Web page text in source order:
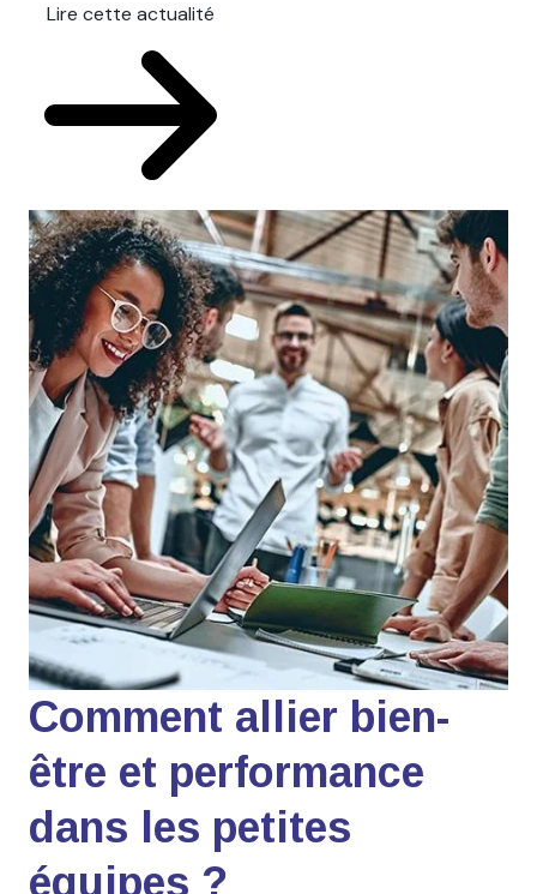
Lire cette actualité
Comment allier bien-
être et performance
dans les petites
équipes ?